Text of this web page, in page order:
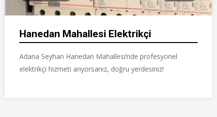
Hanedan Mahallesi Elektrikçi
Adana Seyhan Hanedan Mahallesi’nde profesyonel
elektrikçi hizmeti arıyorsanız, doğru yerdesiniz!